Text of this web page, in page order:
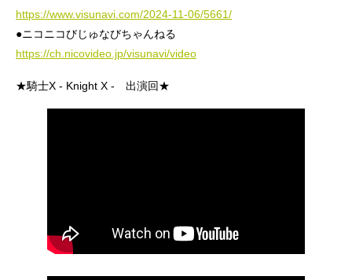
https://www.visunavi.com/2024-11-06/5661/
●ニコニコびじゅなびちゃんねる
https://ch.nicovideo.jp/visunavi/video
★騎士X - Knight X - 出演回★